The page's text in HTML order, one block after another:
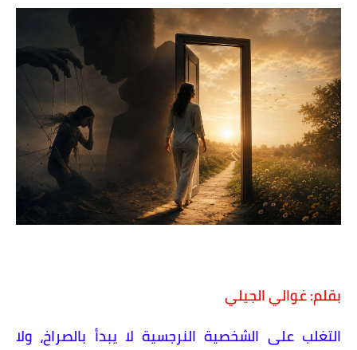
بقلم: غوالي الجيلي
التغلب على الشخصية النرجسية لا يبدأ بالصراخ، ولا